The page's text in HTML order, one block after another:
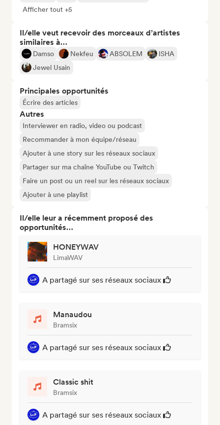
Afficher tout +5
Il/elle veut recevoir des morceaux d’artistes
similaires à…
Damso Nekfeu ABSOLEM
ISHA
Jewel Usain
Principales opportunités
Écrire des articles
Autres
Interviewer en radio, video ou podcast
Recommander à mon équipe/réseau
Ajouter à une story sur les réseaux sociaux
Partager sur ma chaîne YouTube ou Twitch
Faire un post ou un reel sur les réseaux sociaux
Ajouter à une playlist
Il/elle leur a récemment proposé des
opportunités…
HONEYWAV
LimaWAV
A partagé sur ses réseaux sociaux
Manaudou
Bramsix
A partagé sur ses réseaux sociaux
Classic shit
Bramsix
A partagé sur ses réseaux sociaux